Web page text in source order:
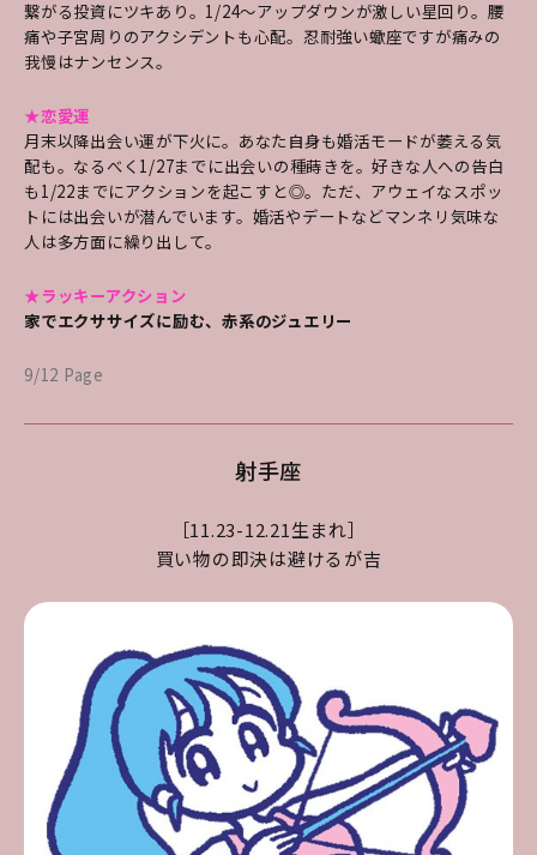
繋がる投資にツキあり。1/24～アップダウンが激しい星回り。腰
痛や子宮周りのアクシデントも心配。忍耐強い蠍座ですが痛みの
我慢はナンセンス。
★恋愛運
月末以降出会い運が下火に。あなた自身も婚活モードが萎える気
配も。なるべく1/27までに出会いの種蒔きを。好きな人への告白
も1/22までにアクションを起こすと◎。ただ、アウェイなスポッ
トには出会いが潜んでいます。婚活やデートなどマンネリ気味な
人は多方面に繰り出して。
★ラッキーアクション
家でエクササイズに励む、赤系のジュエリー
9/12 Page
射手座
［11.23-12.21生まれ］
買い物の即決は避けるが吉